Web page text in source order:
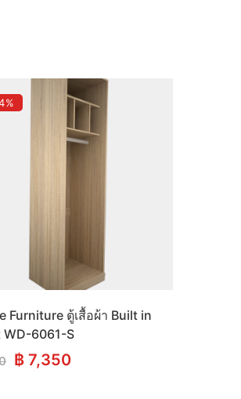
Furniture ตู้เสื้อผ้า Built in
WD-6061-S
Original
฿ 7,350Current